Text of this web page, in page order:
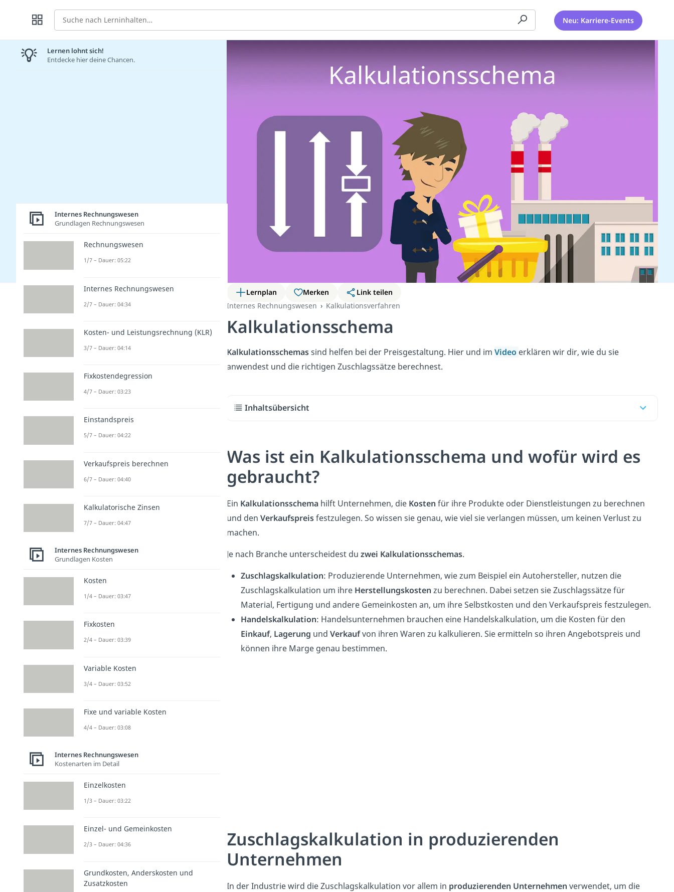
Suche Neu: Karriere-Events
Lernplan Merken
Link teilen
Internes Rechnungswesen
Kalkulationsverfahren
Kalkulationsschema
Kalkulationsschemassind helfen bei der Preisgestaltung. Hier und im Video erklären wir dir, wie du sie
anwendest und die richtigen Zuschlagssätze berechnest.
Inhaltsübersicht
Was ist ein Kalkulationsschema und wofür wird es
gebraucht?
Ein Kalkulationsschema hilft Unternehmen, die Kosten für ihre Produkte oder Dienstleistungen zu berechnen
und den Verkaufspreisfestzulegen. So wissen sie genau, wie viel sie verlangen müssen, um keinen Verlust zu
machen.
Je nach Branche unterscheidest du zwei Kalkulationsschemas.
Zuschlagskalkulation: Produzierende Unternehmen, wie zum Beispiel ein Autohersteller, nutzen die
Zuschlagskalkulation um ihre Herstellungskosten zu berechnen. Dabei setzen sie Zuschlagssätze für
Material, Fertigung und andere Gemeinkosten an, um ihre Selbstkosten und den Verkaufspreis festzulegen.
Handelskalkulation: Handelsunternehmen brauchen eine Handelskalkulation, um die Kosten für den
Einkauf, Lagerung und Verkaufvon ihren Waren zu kalkulieren. Sie ermitteln so ihren Angebotspreis und
können ihre Marge genau bestimmen.
Zuschlagskalkulation in produzierenden
Unternehmen
In der Industrie wird die Zuschlagskalkulation vor allem in produzierenden Unternehmen verwendet, um die
Lernen lohnt sich!
Entdecke hier deine Chancen.
Internes Rechnungswesen
Grundlagen Rechnungswesen
Rechnungswesen
1/7 – Dauer: 05:22
Internes Rechnungswesen
2/7 – Dauer: 04:34
Kosten- und Leistungsrechnung (KLR)
3/7 – Dauer: 04:14
Fixkostendegression
4/7 – Dauer: 03:23
Einstandspreis
5/7 – Dauer: 04:22
Verkaufspreis berechnen
6/7 – Dauer: 04:40
Kalkulatorische Zinsen
7/7 – Dauer: 04:47
Internes Rechnungswesen
Grundlagen Kosten
Kosten
1/4 – Dauer: 03:47
Fixkosten
2/4 – Dauer: 03:39
Variable Kosten
3/4 – Dauer: 03:52
Fixe und variable Kosten
4/4 – Dauer: 03:08
Internes Rechnungswesen
Kostenarten im Detail
Einzelkosten
1/3 – Dauer: 03:22
Einzel- und Gemeinkosten
2/3 – Dauer: 04:36
Grundkosten, Anderskosten und
Zusatzkosten